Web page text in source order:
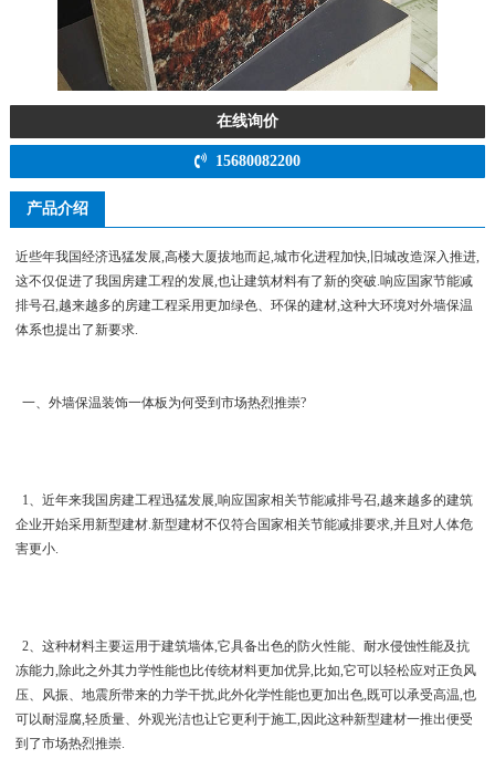
在线询价
15680082200
产品介绍
近些年我国经济迅猛发展,高楼大厦拔地而起,城市化进程加快,旧城改造深入推进,
这不仅促进了我国房建工程的发展,也让建筑材料有了新的突破.响应国家节能减
排号召,越来越多的房建工程采用更加绿色、环保的建材,这种大环境对外墙保温
体系也提出了新要求.
一、外墙保温装饰一体板为何受到市场热烈推崇?
1、近年来我国房建工程迅猛发展,响应国家相关节能减排号召,越来越多的建筑
企业开始采用新型建材.新型建材不仅符合国家相关节能减排要求,并且对人体危
害更小.
2、这种材料主要运用于建筑墙体,它具备出色的防火性能、耐水侵蚀性能及抗
冻能力,除此之外其力学性能也比传统材料更加优异,比如,它可以轻松应对正负风
压、风振、地震所带来的力学干扰,此外化学性能也更加出色,既可以承受高温,也
可以耐湿腐,轻质量、外观光洁也让它更利于施工,因此这种新型建材一推出便受
到了市场热烈推崇.